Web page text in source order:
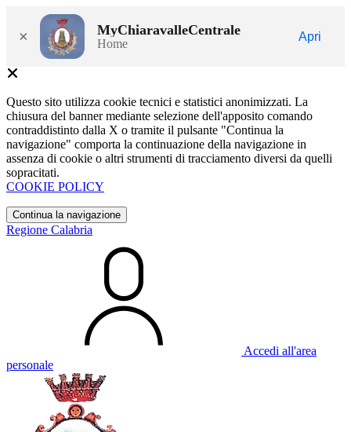
× MyChiaravalleCentrale
Home
Apri
Questo sito utilizza cookie tecnici e statistici anonimizzati. La
chiusura del banner mediante selezione dell'apposito comando
contraddistinto dalla X o tramite il pulsante "Continua la
navigazione" comporta la continuazione della navigazione in
assenza di cookie o altri strumenti di tracciamento diversi da quelli
sopracitati.
COOKIE POLICY
Continua la navigazione
Regione Calabria
Accedi all'area
personale